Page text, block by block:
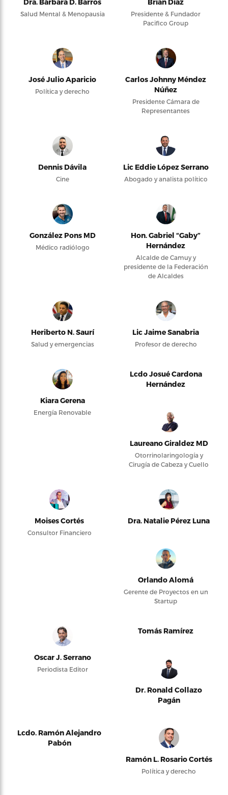
Dra. Bárbara D. Barros
Salud Mental & Menopausia
Brian Díaz
Presidente & Fundador
Pacifico Group
José Julio Aparicio
Política y derecho
Carlos Johnny Méndez
Núñez
Presidente Cámara de
Representantes
Dennis Dávila
Cine
Lic Eddie López Serrano
Abogado y analista político
González Pons MD
Médico radiólogo
Hon. Gabriel “Gaby”
Hernández
Alcalde de Camuy y
presidente de la Federación
de Alcaldes
Heriberto N. Saurí
Salud y emergencias
Lic Jaime Sanabria
Profesor de derecho
Kiara Gerena
Energía Renovable
Lcdo Josué Cardona
Hernández
Laureano Giraldez MD
Otorrinolaringología y
Cirugía de Cabeza y Cuello
Moises Cortés
Consultor Financiero
Dra. Natalie Pérez Luna
Orlando Alomá
Gerente de Proyectos en un
Startup
Oscar J. Serrano
Periodista Editor
Tomás Ramírez
Dr. Ronald Collazo
Pagán
Lcdo. Ramón Alejandro
Pabón
Ramón L. Rosario Cortés
Política y derecho